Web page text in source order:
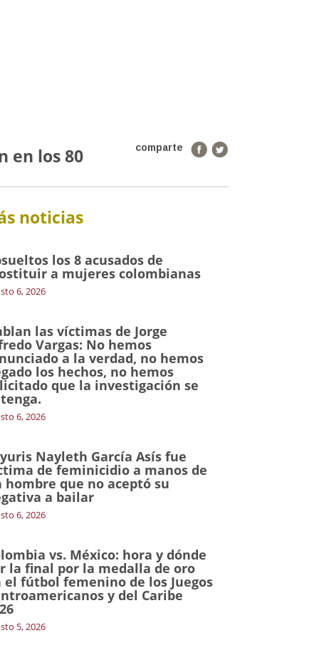
comparte
en los 80
noticias
los 8 acusados de
a mujeres colombianas
6, 2026
las víctimas de Jorge
Vargas: No hemos
a la verdad, no hemos
los hechos, no hemos
que la investigación se
6, 2026
Nayleth García Asís fue
de feminicidio a manos de
hombre que no aceptó su
a bailar
6, 2026
vs. México: hora y dónde
la final por la medalla de oro
el fútbol femenino de los Juegos
y del Caribe
5, 2026